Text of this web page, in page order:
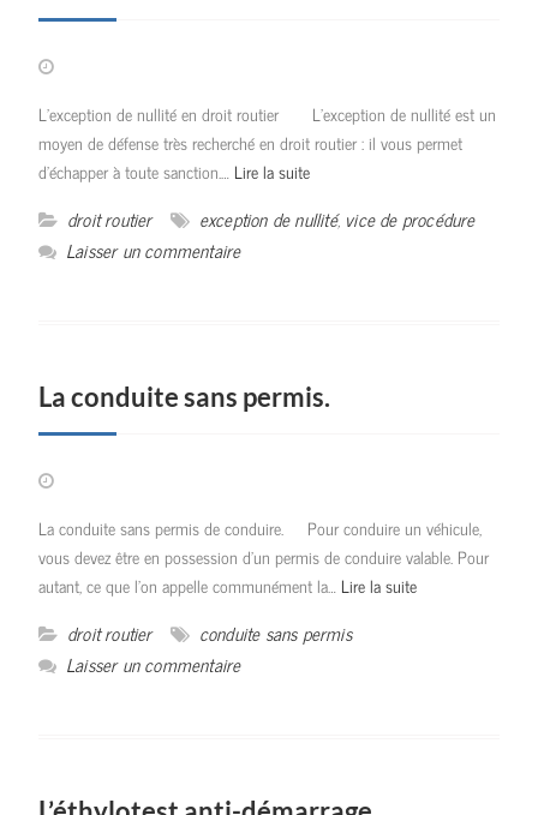
L’exception de nullité en droit routier L’exception de nullité est un
moyen de défense très recherché en droit routier : il vous permet
d’échapper à toute sanction.… Lire la suite
droit routier exception de nullité, vice de procédure
Laisser un commentaire
La conduite sans permis.
La conduite sans permis de conduire. Pour conduire un véhicule,
vous devez être en possession d’un permis de conduire valable. Pour
autant, ce que l’on appelle communément la… Lire la suite
droit routier
conduite sans permis
Laisser un commentaire